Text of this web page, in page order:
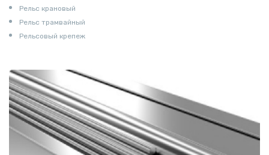
Рельс крановый
Рельс трамвайный
Рельсовый крепеж